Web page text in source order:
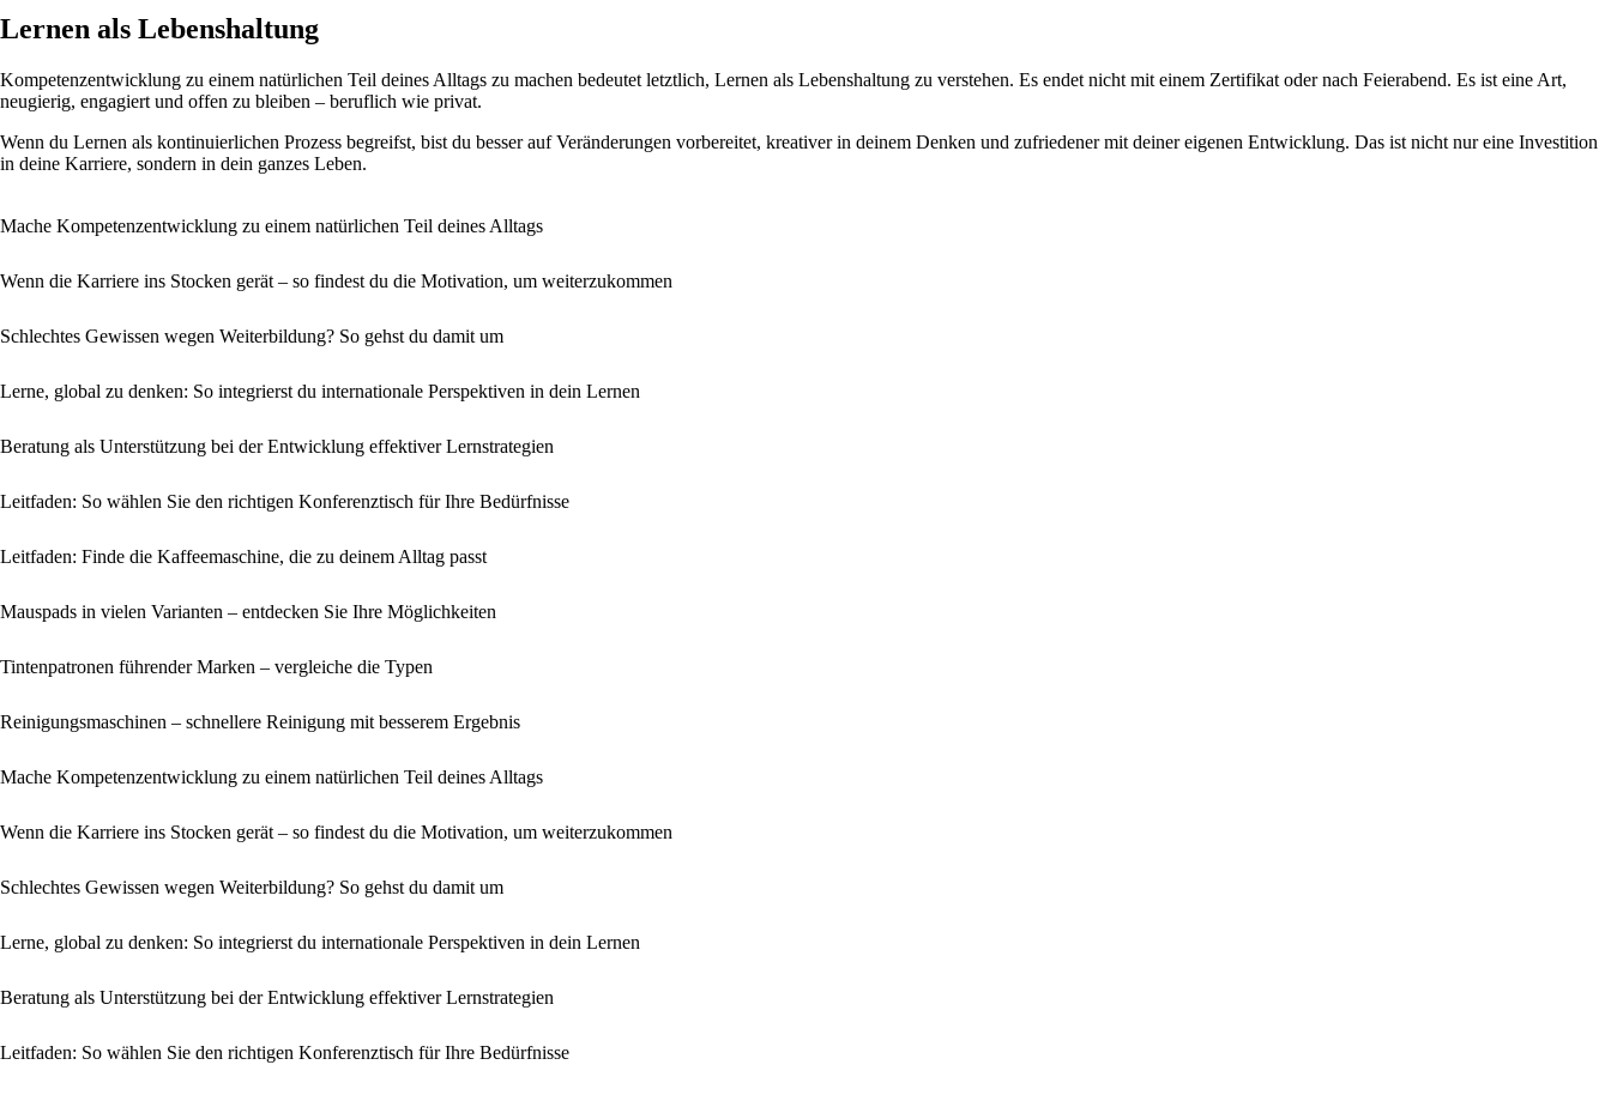
Lernen als Lebenshaltung
Kompetenzentwicklung zu einem natürlichen Teil deines Alltags zu machen bedeutet letztlich, Lernen als Lebenshaltung zu verstehen. Es endet nicht mit einem Zertifikat oder nach Feierabend. Es ist eine Art,
neugierig, engagiert und offen zu bleiben – beruflich wie privat.
Wenn du Lernen als kontinuierlichen Prozess begreifst, bist du besser auf Veränderungen vorbereitet, kreativer in deinem Denken und zufriedener mit deiner eigenen Entwicklung. Das ist nicht nur eine Investition
in deine Karriere, sondern in dein ganzes Leben.
Mache Kompetenzentwicklung zu einem natürlichen Teil deines Alltags
Wenn die Karriere ins Stocken gerät – so findest du die Motivation, um weiterzukommen
Schlechtes Gewissen wegen Weiterbildung? So gehst du damit um
Lerne, global zu denken: So integrierst du internationale Perspektiven in dein Lernen
Beratung als Unterstützung bei der Entwicklung effektiver Lernstrategien
Leitfaden: So wählen Sie den richtigen Konferenztisch für Ihre Bedürfnisse
Leitfaden: Finde die Kaffeemaschine, die zu deinem Alltag passt
Mauspads in vielen Varianten – entdecken Sie Ihre Möglichkeiten
Tintenpatronen führender Marken – vergleiche die Typen
Reinigungsmaschinen – schnellere Reinigung mit besserem Ergebnis
Mache Kompetenzentwicklung zu einem natürlichen Teil deines Alltags
Wenn die Karriere ins Stocken gerät – so findest du die Motivation, um weiterzukommen
Schlechtes Gewissen wegen Weiterbildung? So gehst du damit um
Lerne, global zu denken: So integrierst du internationale Perspektiven in dein Lernen
Beratung als Unterstützung bei der Entwicklung effektiver Lernstrategien
Leitfaden: So wählen Sie den richtigen Konferenztisch für Ihre Bedürfnisse